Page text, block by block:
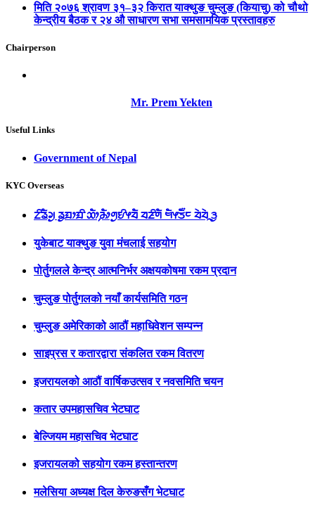
मिति २०७६ श्रावण ३१–३२ किरात याक्थुङ चुम्लुङ (कियाचु) को चौथो
केन्द्रीय बैठक र २४ औ साधारण सभा समसामयिक प्रस्तावहरु
Chairperson
Mr. Prem Yekten
Useful Links
Government of Nepal
KYC Overseas
ᤁᤡᤕᤠᤆᤢ ᤕᤢᤀᤣᤀᤡ ᤑᤥ᤹ᤌᤥᤛᤢᤎᤡᤶᤔᤠ ᤔᤏᤡᤛᤠ ᤗᤠᤶᤍᤠ᤺ᤰ ᤔᤧᤔᤧᤳᤋᤢ
युकेबाट याक्थुङ युवा मंचलाई सहयोग
पोर्तुगलले केन्द्र आत्मनिर्भर अक्षयकोषमा रकम प्रदान
चुम्लुङ पोर्तुगलको नयाँ कार्यसमिति गठन
चुम्लुङ अमेरिकाको आठौं महाधिवेशन सम्पन्न
साइप्रस र कतारद्वारा संकलित रकम वितरण
इजरायलको आठौं वार्षिकउत्सव र नवसमिति चयन
कतार उपमहासचिव भेटघाट
बेल्जियम महासचिव भेटघाट
इजरायलको सहयोग रकम हस्तान्तरण
मलेसिया अध्यक्ष दिल केरुङसँग भेटघाट